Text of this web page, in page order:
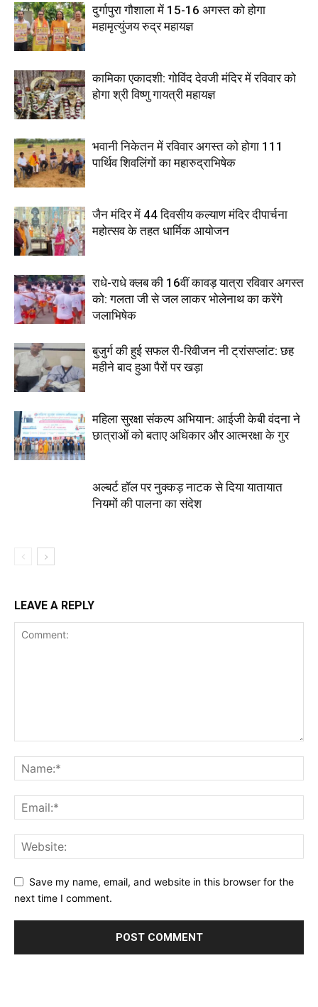
दुर्गापुरा गौशाला में 15-16 अगस्त को होगा
महामृत्युंजय रुद्र महायज्ञ
कामिका एकादशी: गोविंद देवजी मंदिर में रविवार को
होगा श्री विष्णु गायत्री महायज्ञ
भवानी निकेतन में रविवार अगस्त को होगा 111
पार्थिव शिवलिंगों का महारुद्राभिषेक
जैन मंदिर में 44 दिवसीय कल्याण मंदिर दीपार्चना
महोत्सव के तहत धार्मिक आयोजन
राधे-राधे क्लब की 16वीं कावड़ यात्रा रविवार अगस्त
को: गलता जी से जल लाकर भोलेनाथ का करेंगे
जलाभिषेक
बुजुर्ग की हुई सफल री-रिवीजन नी ट्रांसप्लांट: छह
महीने बाद हुआ पैरों पर खड़ा
महिला सुरक्षा संकल्प अभियान: आईजी केबी वंदना ने
छात्राओं को बताए अधिकार और आत्मरक्षा के गुर
अल्बर्ट हॉल पर नुक्कड़ नाटक से दिया यातायात
नियमों की पालना का संदेश
LEAVE A REPLY
Save my name, email, and website in this browser for the
next time I comment.